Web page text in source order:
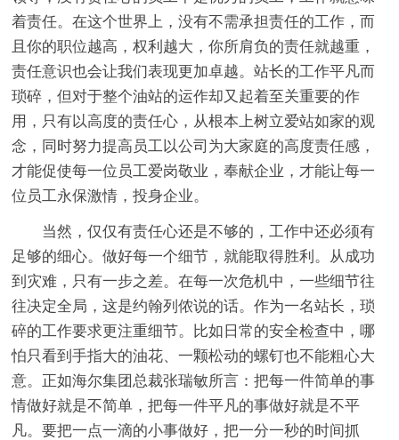
着责任。在这个世界上，没有不需承担责任的工作，而
且你的职位越高，权利越大，你所肩负的责任就越重，
责任意识也会让我们表现更加卓越。站长的工作平凡而
琐碎，但对于整个油站的运作却又起着至关重要的作
用，只有以高度的责任心，从根本上树立爱站如家的观
念，同时努力提高员工以公司为大家庭的高度责任感，
才能促使每一位员工爱岗敬业，奉献企业，才能让每一
位员工永保激情，投身企业。
当然，仅仅有责任心还是不够的，工作中还必须有
足够的细心。做好每一个细节，就能取得胜利。从成功
到灾难，只有一步之差。在每一次危机中，一些细节往
往决定全局，这是约翰列侬说的话。作为一名站长，琐
碎的工作要求更注重细节。比如日常的安全检查中，哪
怕只看到手指大的油花、一颗松动的螺钉也不能粗心大
意。正如海尔集团总裁张瑞敏所言：把每一件简单的事
情做好就是不简单，把每一件平凡的事做好就是不平
凡。要把一点一滴的小事做好，把一分一秒的时间抓